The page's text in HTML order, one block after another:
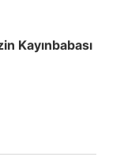
Kayınbabası